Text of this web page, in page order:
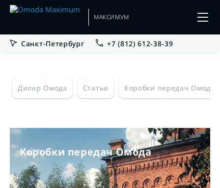
МАКСИМУМ
Санкт-Петербург +7 (812) 612-38-39
Дилер Омода Статьи Коробки передач Омода
Коробки передач Омода